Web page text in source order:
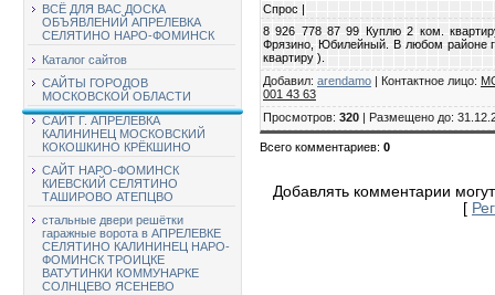
ВСЁ ДЛЯ ВАС ДОСКА
ОБЪЯВЛЕНИЙ АПРЕЛЕВКА
СЕЛЯТИНО НАРО-ФОМИНСК
Каталог сайтов
САЙТЫ ГОРОДОВ
МОСКОВСКОЙ ОБЛАСТИ
САЙТ Г. АПРЕЛЕВКА
КАЛИНИНЕЦ МОСКОВСКИЙ
КОКОШКИНО КРЁКШИНО
САЙТ НАРО-ФОМИНСК
КИЕВСКИЙ СЕЛЯТИНО
ТАШИРОВО АТЕПЦВО
стальные двери решётки
гаражные ворота в АПРЕЛЕВКЕ
СЕЛЯТИНО КАЛИНИНЕЦ НАРО-
ФОМИНСК ТРОИЦКЕ
ВАТУТИНКИ КОММУНАРКЕ
СОЛНЦЕВО ЯСЕНЕВО
Спрос |
8 926 778 87 99 Куплю 2 ком.
Фрязино, Юбилейный. В любом районе
квартиру ).
Добавил: arendamo | Контактное лицо:
001 43 63
Просмотров: 320 | Размещено до:
Всего комментариев: 0
Добавлять комментарии
[